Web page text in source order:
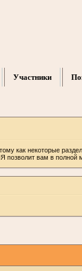
Участники
как некоторые
вам в полной